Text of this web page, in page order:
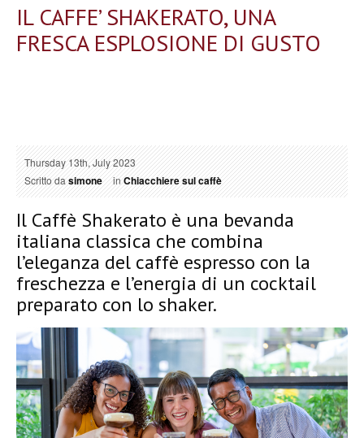
IL CAFFE’ SHAKERATO, UNA
FRESCA ESPLOSIONE DI GUSTO
Thursday 13th, July 2023
Scritto dasimone inChiacchiere sul caffè
Il Caffè Shakerato è una bevanda
italiana classica che combina
l’eleganza del caffè espresso con la
freschezza e l’energia di un cocktail
preparato con lo shaker.